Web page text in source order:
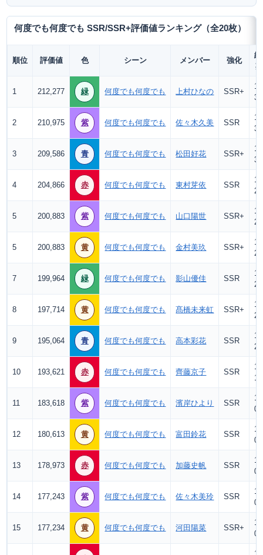
何度でも何度でも SSR/SSR+評価値ランキング（全20枚）
順位 評価値 色 シーン メンバー 強化
1 212,277 緑 何度でも何度でも 上村ひなの SSR+
2 210,975 紫 何度でも何度でも 佐々木久美 SSR
3 209,586 青 何度でも何度でも 松田好花 SSR+
4 204,866 赤 何度でも何度でも 東村芽依 SSR
5 200,883 紫 何度でも何度でも 山口陽世 SSR+
5 200,883 黄 何度でも何度でも 金村美玖 SSR+
7 199,964 緑 何度でも何度でも 影山優佳 SSR
8 197,714 黄 何度でも何度でも 髙橋未来虹 SSR+
9 195,064 青 何度でも何度でも 高本彩花 SSR
10 193,621 赤 何度でも何度でも 齊藤京子 SSR
11 183,618 紫 何度でも何度でも 濱岸ひより SSR
12 180,613 黄 何度でも何度でも 富田鈴花 SSR
13 178,973 赤 何度でも何度でも 加藤史帆 SSR
14 177,243 紫 何度でも何度でも 佐々木美玲 SSR
0
15 177,234 黄 何度でも何度でも 河田陽菜 SSR+
0